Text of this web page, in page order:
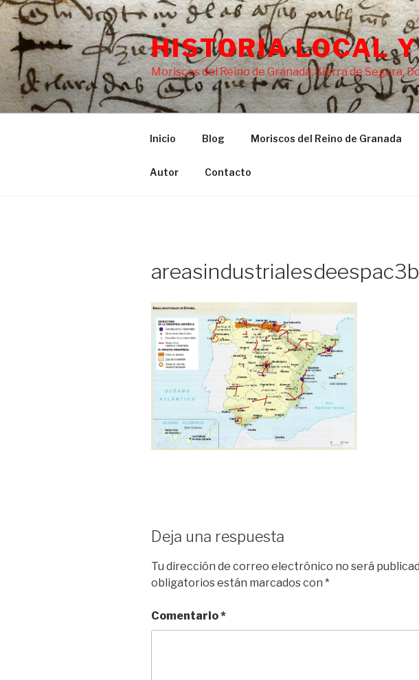
Saltar
al
contenido
HISTORIA LOCAL
Moriscos del Reino de Granada, Sierra de Segura,
Inicio Blog Moriscos del Reino de Granada
Autor Contacto
Deja una respuesta
Tu dirección de correo electrónico no será
obligatorios están marcados con *
Comentario*